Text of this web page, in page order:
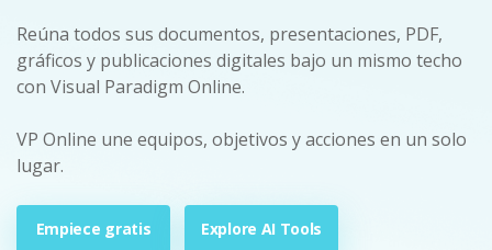
Reúna todos sus documentos, presentaciones, PDF,
gráficos y publicaciones digitales bajo un mismo techo
con Visual Paradigm Online.
VP Online une equipos, objetivos y acciones en un solo
lugar.
Empiece gratis Explore AI Tools